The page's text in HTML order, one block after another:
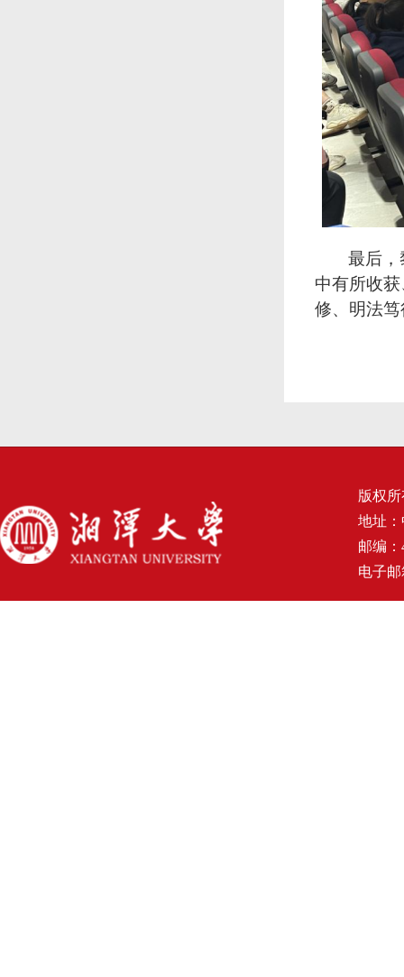
最后
中有所收
修、明法
版权
地址
邮编：
电子邮